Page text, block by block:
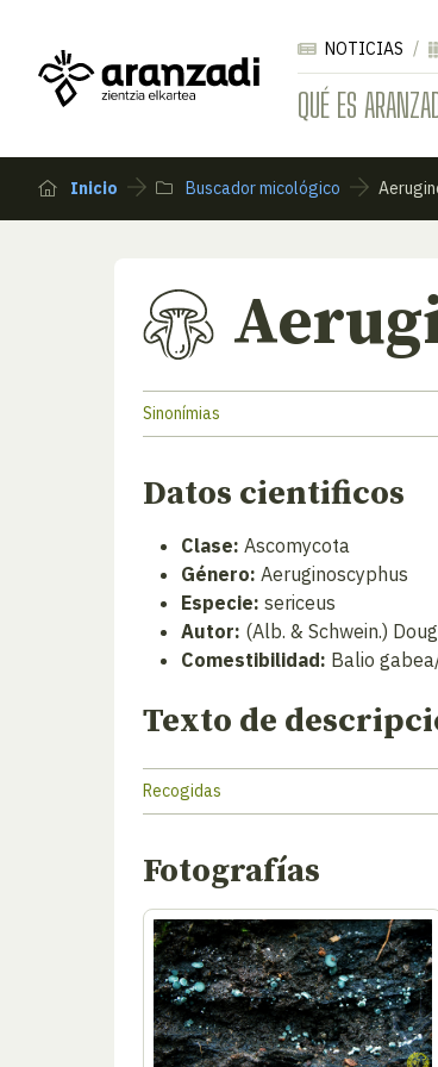
QUÉ ES
NOTICIAS
Inicio Buscador micológico
Sinonímias
Datos cientificos
Clase: Ascomycota
Género: Aeruginoscyphus
Especie: sericeus
Autor: (Alb. & Schwein.)
Comestibilidad: Balio
Texto de
Recogidas
Fotografías